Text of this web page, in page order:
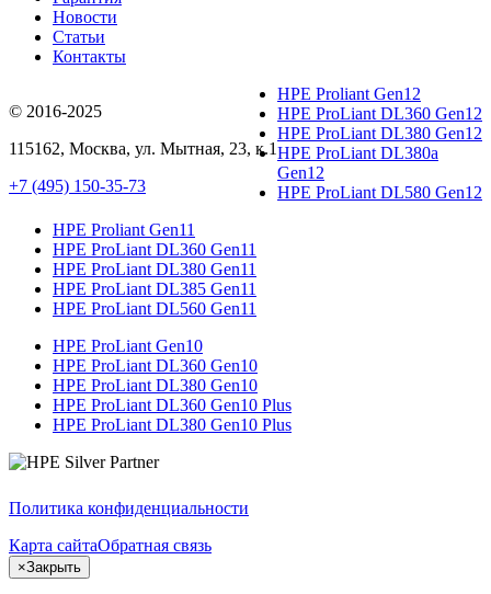
Новости
Статьи
Контакты
© 2016-2025
115162, Москва, ул. Мытная, 23, к.1
+7 (495) 150-35-73
HPE Proliant Gen12
HPE ProLiant DL360 Gen12
HPE ProLiant DL380 Gen12
HPE ProLiant DL380a
Gen12
HPE ProLiant DL580 Gen12
HPE Proliant Gen11
HPE ProLiant DL360 Gen11
HPE ProLiant DL380 Gen11
HPE ProLiant DL385 Gen11
HPE ProLiant DL560 Gen11
HPE ProLiant Gen10
HPE ProLiant DL360 Gen10
HPE ProLiant DL380 Gen10
HPE ProLiant DL360 Gen10 Plus
HPE ProLiant DL380 Gen10 Plus
Политика конфиденциальности
Карта сайтаОбратная связь
×Закрыть